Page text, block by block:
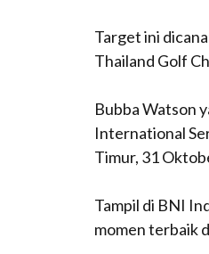
Target ini
Thailand Golf
Bubba Watson
International
Timur, 31
Tampil di BNI
momen terbaik